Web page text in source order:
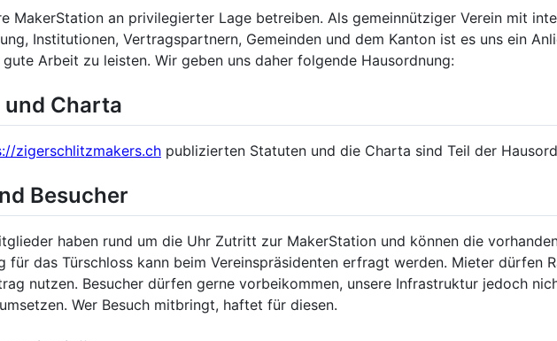
MakerStation an privilegierter Lage betreiben. Als gemeinnütziger Verein mit
Institutionen, Vertragspartnern, Gemeinden und dem Kanton ist es uns ein
gute Arbeit zu leisten. Wir geben uns daher folgende Hausordnung:
und Charta
zigerschlitzmakers.ch publizierten Statuten und die Charta sind Teil der
Besucher
haben rund um die Uhr Zutritt zur MakerStation und können die
für das Türschloss kann beim Vereinspräsidenten erfragt werden. Mieter dürfen
nutzen. Besucher dürfen gerne vorbeikommen, unsere Infrastruktur jedoch
Wer Besuch mitbringt, haftet für diesen.